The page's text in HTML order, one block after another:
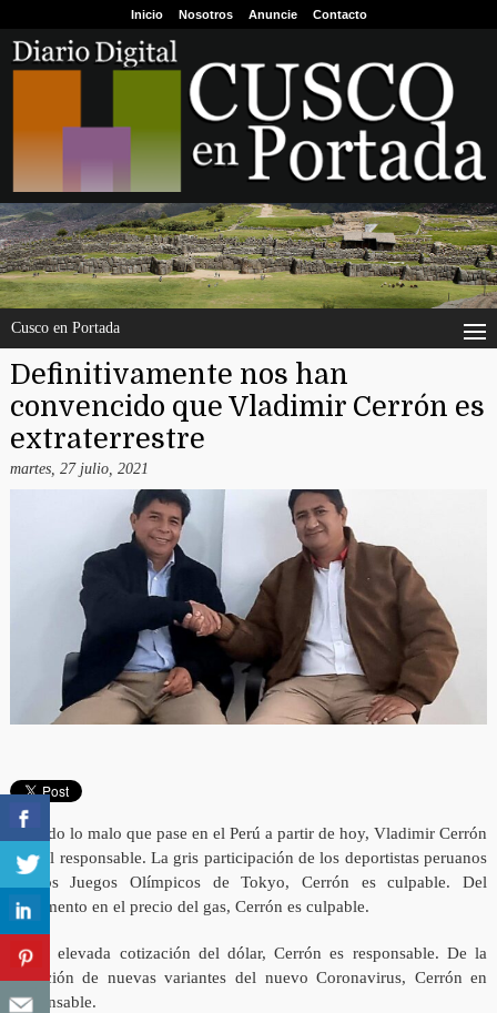
Inicio Nosotros Anuncie Contacto
Cusco en Portada
Definitivamente nos han
convencido que Vladimir Cerrón es
extraterrestre
martes, 27 julio, 2021
De todo lo malo que pase en el Perú a partir de hoy, Vladimir Cerrón
será el responsable. La gris participación de los deportistas peruanos
en los Juegos Olímpicos de Tokyo, Cerrón es culpable. Del
incremento en el precio del gas, Cerrón es culpable.
De la elevada cotización del dólar, Cerrón es responsable. De la
aparición de nuevas variantes del nuevo Coronavirus, Cerrón en
responsable.